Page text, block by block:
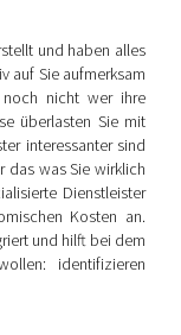
und haben alles
auf Sie aufmerksam
nicht wer ihre
überlasten Sie mit
interessanter sind
das was Sie wirklich
Dienstleister
Kosten an.
und hilft bei dem
identifizieren